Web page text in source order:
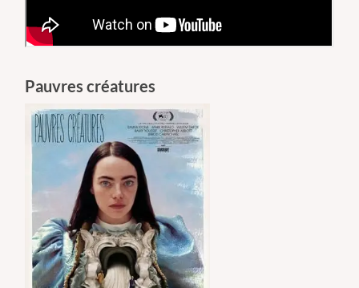
Pauvres créatures